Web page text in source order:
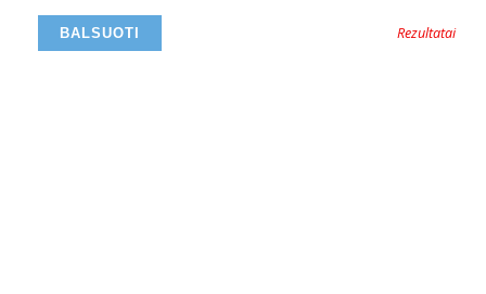
Rezultatai